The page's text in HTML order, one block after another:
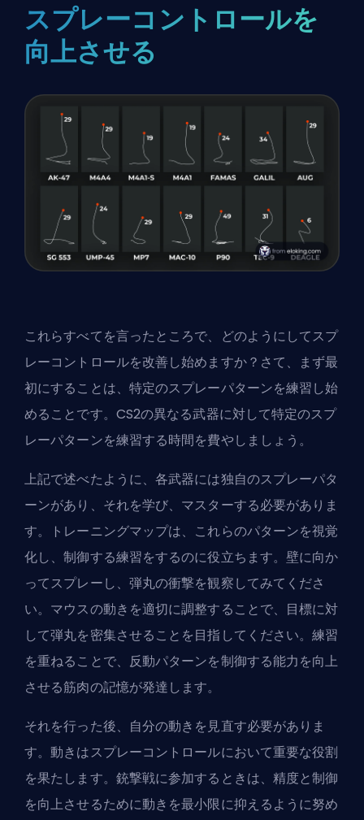
スプレーコントロールを
向上させる
これらすべてを言ったところで、どのようにしてスプ
レーコントロールを改善し始めますか？さて、まず最
初にすることは、特定のスプレーパターンを練習し始
めることです。CS2の異なる武器に対して特定のスプ
レーパターンを練習する時間を費やしましょう。
上記で述べたように、各武器には独自のスプレーパタ
ーンがあり、それを学び、マスターする必要がありま
す。トレーニングマップは、これらのパターンを視覚
化し、制御する練習をするのに役立ちます。壁に向か
ってスプレーし、弾丸の衝撃を観察してみてくださ
い。マウスの動きを適切に調整することで、目標に対
して弾丸を密集させることを目指してください。練習
を重ねることで、反動パターンを制御する能力を向上
させる筋肉の記憶が発達します。
それを行った後、自分の動きを見直す必要がありま
す。動きはスプレーコントロールにおいて重要な役割
を果たします。銃撃戦に参加するときは、精度と制御
を向上させるために動きを最小限に抑えるように努め